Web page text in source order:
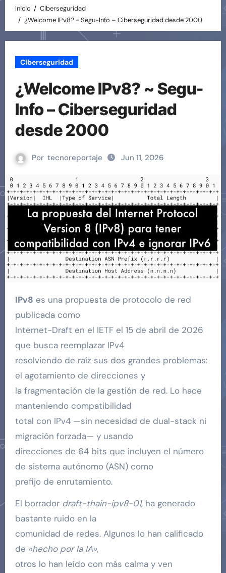
Inicio
Ciberseguridad
¿Welcome IPv8? ~ Segu-Info – Ciberseguridad desde 2000
Ciberseguridad
¿Welcome IPv8? ~ Segu-
Info – Ciberseguridad
desde 2000
Por tecnoreportaje Jun 11, 2026
IPv8 es una propuesta de protocolo de red
publicada como
Internet-Draft en el IETF el 15 de abril de 2026
que busca reemplazar IPv4
resolviendo de raíz sus dos grandes problemas:
el agotamiento de direcciones y
la fragmentación de la gestión de red. Lo hace
manteniendo compatibilidad
total con IPv4 —sin necesidad de dual-stack ni
migración forzada— y usando
direcciones de 64 bits que incluyen el número
de sistema autónomo (ASN) como
prefijo de enrutamiento.
El borrador draft-thain-ipv8-01, ha generado
bastante ruido en la
comunidad de redes. Algunos lo han calificado
de «hecho por la IA»,
otros lo han leído con más calma y ven